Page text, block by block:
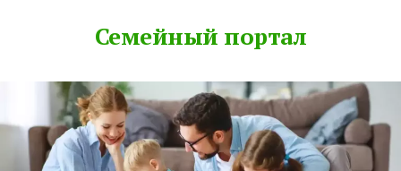
Семейный портал